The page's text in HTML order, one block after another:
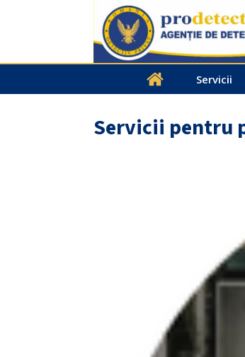
Servicii
Servicii pentru